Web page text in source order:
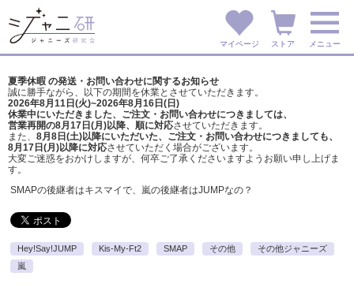
マイページ ストア メニュー
夏季休暇 の発送・お問い合わせに関するお知らせ
誠に勝手ながら、以下の期間を休業とさせていただきます。
2026年8月11日(火)~2026年8月16日(日)
休業中にいただきました、ご注文・お問い合わせにつきましては、
営業再開の8月17日(月)以降、順に対応させていただきます。
また、 8月8日(土)以降にいただいた、ご注文・ お問い合わせにつきましても、
8月17日(月)以降に対応させていただく場合がございます。
大変ご迷惑をおかけしますが、 何卒ご了承くださいますようお願い申し上げま
す。
SMAPの後継者はキスマイで、嵐の後継者はJUMPなの？
Hey!Say!JUMP Kis-My-Ft2 SMAP その他
その他ジャニーズ
嵐